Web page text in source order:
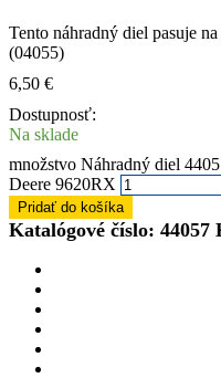
Tento náhradný diel pasuje
(04055)
6,50 €
Dostupnosť:
Na sklade
množstvo Náhradný diel
Deere 9620RX
Pridať do košíka
Katalógové číslo: 44057